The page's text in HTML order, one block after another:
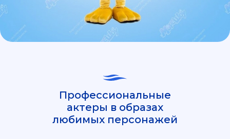
Профессиональные
актеры в образах
любимых персонажей